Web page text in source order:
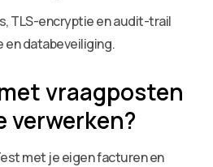
TLS-encryptie en audit-trail
en databeveiliging.
vraagposten
verwerken?
met je eigen facturen en